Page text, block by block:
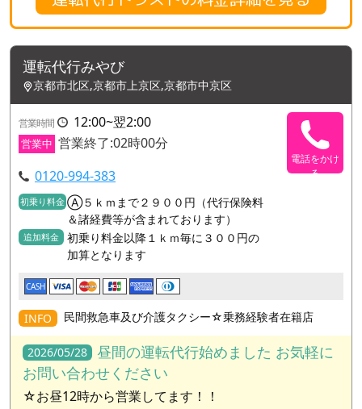
運転代行みやび
京都市北区,京都市上京区,京都市中京区
営業時間 12:00~翌2:00
営業中 営業終了:02時00分
0120-994-383
初乗り料金 Ⓐ５ｋｍまで２９００円（代行保険料
＆諸経費等が含まれております）
追加料金
初乗り料金以降１ｋｍ毎に３００円の
加算となります
電話をかけ
る
CASH
INFO 民間救急車及び介護タクシー☆乗務経験者在籍店
2026/05/28
昼間の運転代行始めました お気軽に
お問い合わせください
☆お昼12時から営業してます！！